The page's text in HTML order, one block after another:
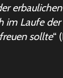
im Laufe
sollte“